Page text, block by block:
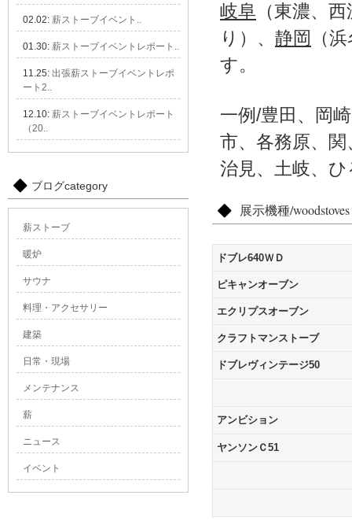
岐阜 （東濃、
り）、 静岡
（
す。
一例/豊田、岡
市、各務原、
治見、土岐、
展示機種/woodstoves
ドブレ640ＷＤ
ピキャンオーブン
エクリプスオーブン
クラフトマンストーブ
ドブレヴィンテージ50
アンビション
ヤンソンＣ51
02.02: 薪ストーブイベント..
01.30: 薪ストーブイベントレポート..
11.25: 出張薪ストーブイベントレポ
ート2..
12.10: 薪ストーブイベントレポート
（20..
ブログcategory
薪ストーブ
暖炉
サウナ
料理・アクセサリー
建築
日常・現場
メンテナンス
薪
ニュース
イベント